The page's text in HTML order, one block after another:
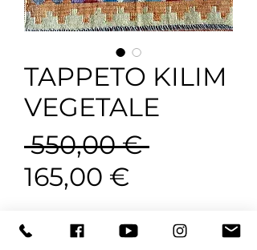
TAPPETO KILIM
VEGETALE
550,00 € Prezzo
165,00 €
Prenota ora, ritira in negozio